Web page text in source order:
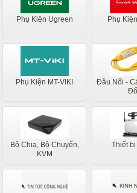
Phụ Kiện Ugreen Phụ
Phụ Kiện MT-VIKI
Đầu Nối -
Bộ Chia, Bộ Chuyển,
KVM
Thiết